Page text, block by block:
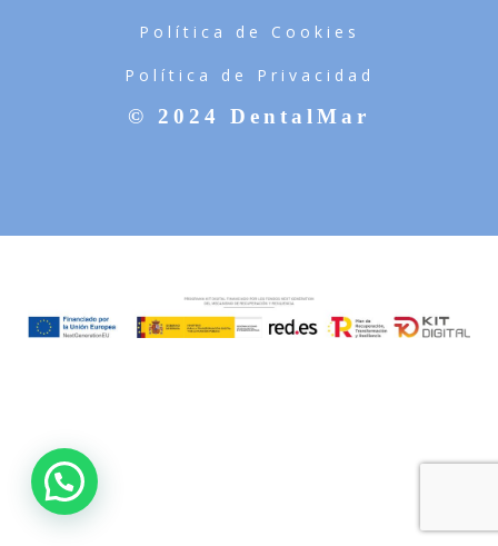
Política de Cookies
Política de Privacidad
© 2024 DentalMar